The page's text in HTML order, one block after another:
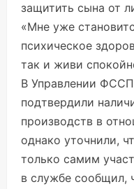
защитить сына от
«Мне уже
психическое
так и живи
В Управлении
подтвердили
производств в
однако уточнили,
только самим
в службе сообщил,